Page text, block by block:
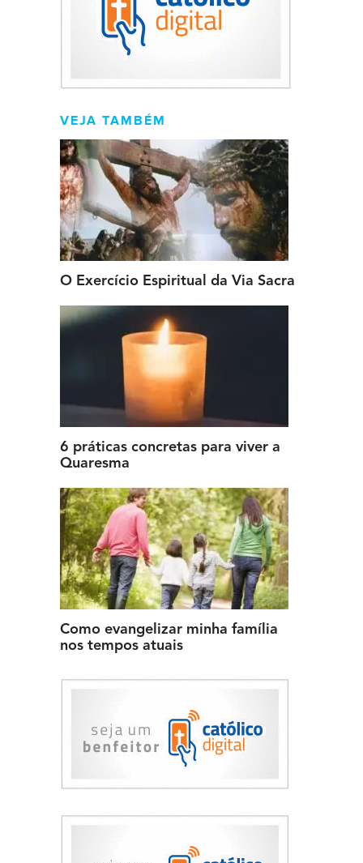
VEJA TAMBÉM
O Exercício Espiritual da Via Sacra
6 práticas concretas para viver a
Quaresma
Como evangelizar minha família
nos tempos atuais